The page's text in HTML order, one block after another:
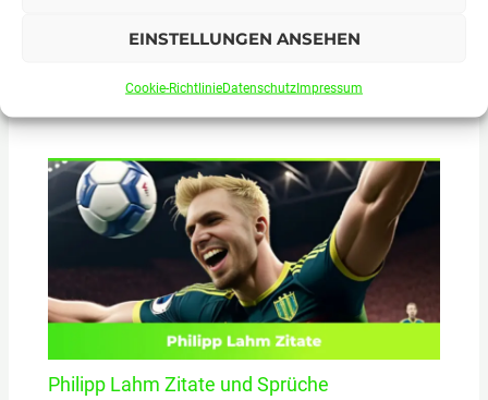
EINSTELLUNGEN ANSEHEN
Cookie-RichtlinieDatenschutzImpressum
Philipp Lahm Zitate und Sprüche